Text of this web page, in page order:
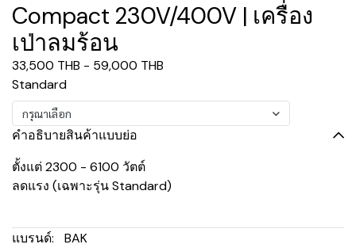
Compact 230V/400V | เครื่อง
เป่าลมร้อน
33,500 THB - 59,000 THB
Standard
กรุณาเลือก
คำอธิบายสินค้าแบบย่อ
ตั้งแต่ 2300 - 6100 วัตต์
ลดแรง (เฉพาะรุ่น Standard)
แบรนด์:
BAK